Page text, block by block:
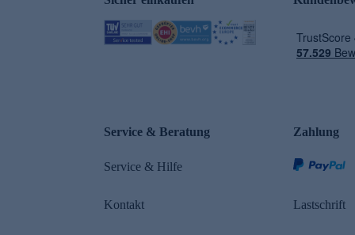
Service & Beratung
Service & Hilfe
Kontakt
Zahlung
Lastschrift